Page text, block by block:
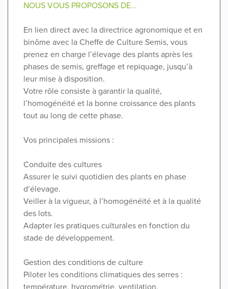
NOUS VOUS PROPOSONS DE...
En lien direct avec la directrice agronomique et en
binôme avec la Cheffe de Culture Semis, vous
prenez en charge l’élevage des plants après les
phases de semis, greffage et repiquage, jusqu’à
leur mise à disposition.
Votre rôle consiste à garantir la qualité,
l’homogénéité et la bonne croissance des plants
tout au long de cette phase.
Vos principales missions :
Conduite des cultures
Assurer le suivi quotidien des plants en phase
d’élevage.
Veiller à la vigueur, à l’homogénéité et à la qualité
des lots.
Adapter les pratiques culturales en fonction du
stade de développement.
Gestion des conditions de culture
Piloter les conditions climatiques des serres :
température, hygrométrie, ventilation.